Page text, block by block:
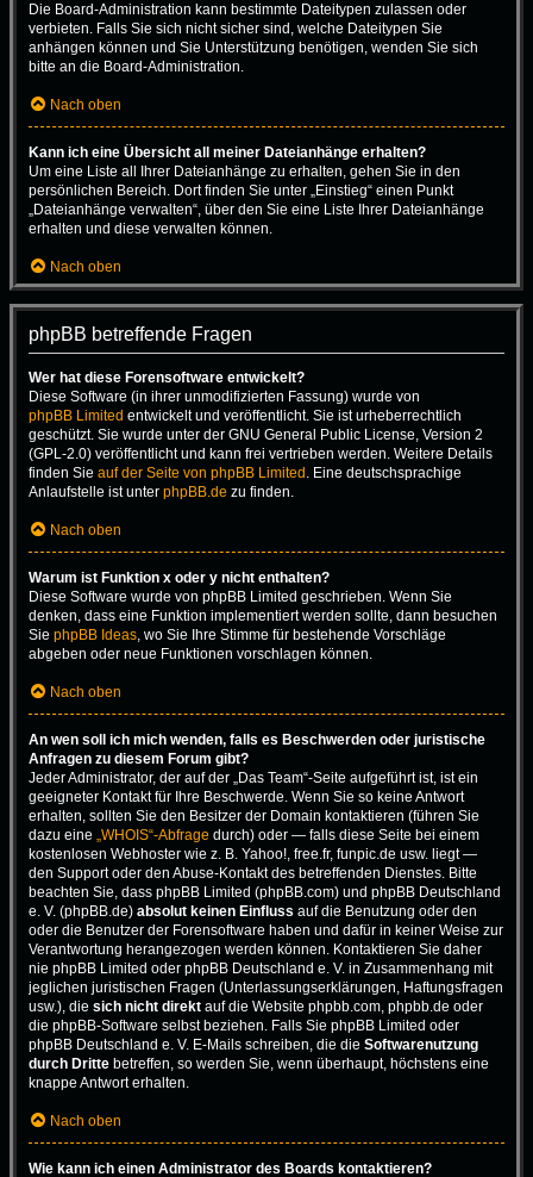
Die Board-Administration kann bestimmte Dateitypen zulassen oder
verbieten. Falls Sie sich nicht sicher sind, welche Dateitypen Sie
anhängen können und Sie Unterstützung benötigen, wenden Sie sich
bitte an die Board-Administration.
Nach oben
Kann ich eine Übersicht all meiner Dateianhänge erhalten?
Um eine Liste all Ihrer Dateianhänge zu erhalten, gehen Sie in den
persönlichen Bereich. Dort finden Sie unter „Einstieg“ einen Punkt
„Dateianhänge verwalten“, über den Sie eine Liste Ihrer Dateianhänge
erhalten und diese verwalten können.
Nach oben
phpBB betreffende Fragen
Wer hat diese Forensoftware entwickelt?
Diese Software (in ihrer unmodifizierten Fassung) wurde von
phpBB Limited entwickelt und veröffentlicht. Sie ist urheberrechtlich
geschützt. Sie wurde unter der GNU General Public License, Version 2
(GPL-2.0) veröffentlicht und kann frei vertrieben werden. Weitere Details
finden Sie auf der Seite von phpBB Limited . Eine deutschsprachige
Anlaufstelle ist unter phpBB.de zu finden.
Nach oben
Warum ist Funktion x oder y nicht enthalten?
Diese Software wurde von phpBB Limited geschrieben. Wenn Sie
denken, dass eine Funktion implementiert werden sollte, dann besuchen
Sie phpBB Ideas, wo Sie Ihre Stimme für bestehende Vorschläge
abgeben oder neue Funktionen vorschlagen können.
Nach oben
An wen soll ich mich wenden, falls es Beschwerden oder juristische
Anfragen zu diesem Forum gibt?
Jeder Administrator, der auf der „Das Team“-Seite aufgeführt ist, ist ein
geeigneter Kontakt für Ihre Beschwerde. Wenn Sie so keine Antwort
erhalten, sollten Sie den Besitzer der Domain kontaktieren (führen Sie
dazu eine „WHOIS“-Abfrage durch) oder — falls diese Seite bei einem
kostenlosen Webhoster wie z. B. Yahoo!, free.fr, funpic.de usw. liegt —
den Support oder den Abuse-Kontakt des betreffenden Dienstes. Bitte
beachten Sie, dass phpBB Limited (phpBB.com) und phpBB Deutschland
e. V. (phpBB.de) absolut keinen Einfluss auf die Benutzung oder den
oder die Benutzer der Forensoftware haben und dafür in keiner Weise zur
Verantwortung herangezogen werden können. Kontaktieren Sie daher
nie phpBB Limited oder phpBB Deutschland e. V. in Zusammenhang mit
jeglichen juristischen Fragen (Unterlassungserklärungen, Haftungsfragen
usw.), die sich nicht direkt auf die Website phpbb.com, phpbb.de oder
die phpBB-Software selbst beziehen. Falls Sie phpBB Limited oder
phpBB Deutschland e. V. E-Mails schreiben, die die Softwarenutzung
durch Dritte betreffen, so werden Sie, wenn überhaupt, höchstens eine
knappe Antwort erhalten.
Nach oben
Wie kann ich einen Administrator des Boards kontaktieren?